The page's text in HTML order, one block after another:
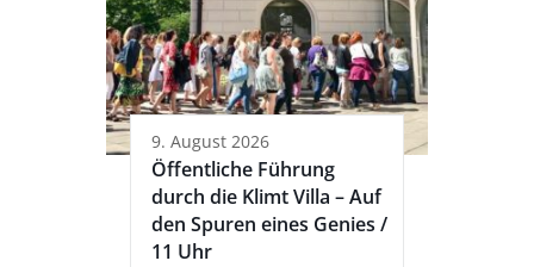
9. August 2026
Öffentliche Führung
durch die Klimt Villa – Auf
den Spuren eines Genies /
11 Uhr